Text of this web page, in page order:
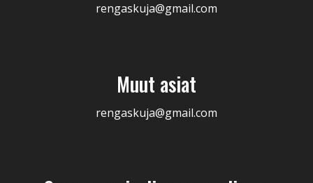
rengaskuja@gmail.com
Muut asiat
rengaskuja@gmail.com